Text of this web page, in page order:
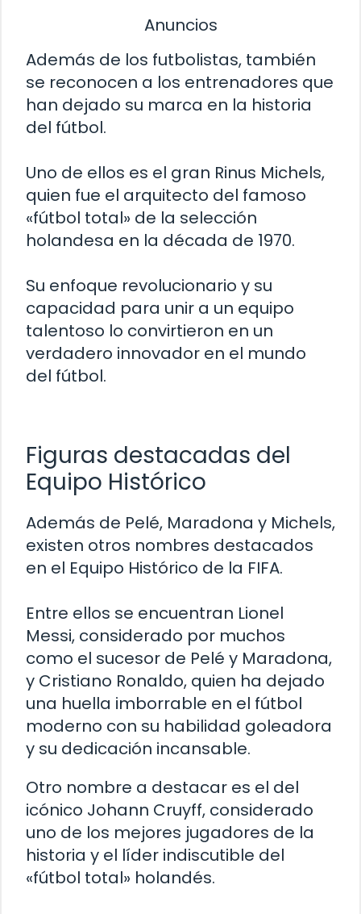
Anuncios
Además de los futbolistas, también
se reconocen a los entrenadores que
han dejado su marca en la historia
del fútbol.
Uno de ellos es el gran Rinus Michels,
quien fue el arquitecto del famoso
«fútbol total» de la selección
holandesa en la década de 1970.
Su enfoque revolucionario y su
capacidad para unir a un equipo
talentoso lo convirtieron en un
verdadero innovador en el mundo
del fútbol.
Figuras destacadas del
Equipo Histórico
Además de Pelé, Maradona y Michels,
existen otros nombres destacados
en el Equipo Histórico de la FIFA.
Entre ellos se encuentran Lionel
Messi, considerado por muchos
como el sucesor de Pelé y Maradona,
y Cristiano Ronaldo, quien ha dejado
una huella imborrable en el fútbol
moderno con su habilidad goleadora
y su dedicación incansable.
Otro nombre a destacar es el del
icónico Johann Cruyff, considerado
uno de los mejores jugadores de la
historia y el líder indiscutible del
«fútbol total» holandés.